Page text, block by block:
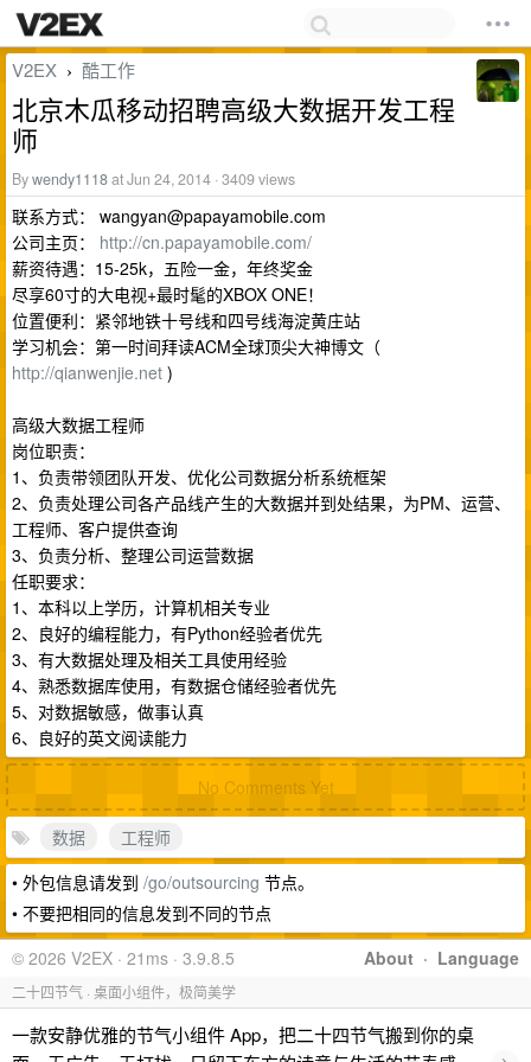
V2EX › 酷工作
北京木瓜移动招聘高级大数据开发工程
师
Bywendy1118at Jun 24, 2014 · 3409 views
联系方式： wangyan@papayamobile.com
公司主页： http://cn.papayamobile.com/
薪资待遇：15-25k，五险一金，年终奖金
尽享60寸的大电视+最时髦的XBOX ONE！
位置便利：紧邻地铁十号线和四号线海淀黄庄站
学习机会：第一时间拜读ACM全球顶尖大神博文（
http://qianwenjie.net )
高级大数据工程师
岗位职责：
1、负责带领团队开发、优化公司数据分析系统框架
2、负责处理公司各产品线产生的大数据并到处结果，为PM、运营、
工程师、客户提供查询
3、负责分析、整理公司运营数据
任职要求：
1、本科以上学历，计算机相关专业
2、良好的编程能力，有Python经验者优先
3、有大数据处理及相关工具使用经验
4、熟悉数据库使用，有数据仓储经验者优先
5、对数据敏感，做事认真
6、良好的英文阅读能力
No Comments Yet
数据
工程师
• 外包信息请发到 /go/outsourcing 节点。
• 不要把相同的信息发到不同的节点
About · Language
© 2026 V2EX · 21ms · 3.9.8.5
二十四节气 · 桌面小组件，极简美学
一款安静优雅的节气小组件 App，把二十四节气搬到你的桌